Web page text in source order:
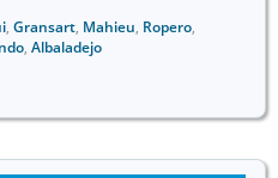
, Gransart, Mahieu, Ropero,
, Albaladejo